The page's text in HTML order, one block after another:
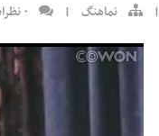
| نماهنگ | ۰ نظرات